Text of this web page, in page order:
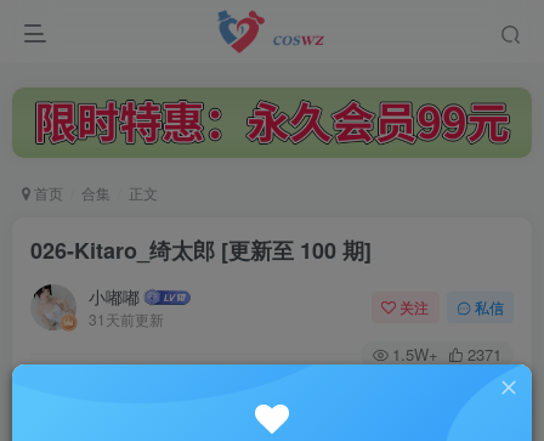
首页 合集 正文
026-Kitaro_绮太郎 [更新至 100 期]
小嘟嘟
31天前更新
关注 私信
1.5W+ 2371
已售 42